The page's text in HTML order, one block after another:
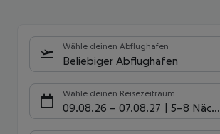
Wähle deinen Abflughafen
Beliebiger Abflughafen
Wähle deinen Reisezeitraum
09.08.26 – 07.08.27 5-8 Nächte